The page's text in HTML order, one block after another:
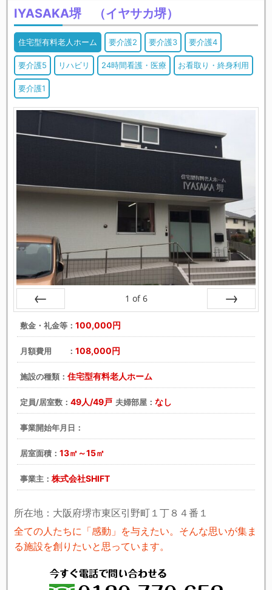
IYASAKA堺 （イヤサカ堺）
住宅型有料老人ホーム 要介護2 要介護3 要介護4
要介護5 リハビリ 24時間看護・医療 お看取り・終身利用
要介護1
戻る
1 of 6
敷金・礼金等： 100,000円
月額費用 ： 108,000円
施設の種類： 住宅型有料老人ホーム
定員/居室数： 49人/49戸 夫婦部屋： なし
事業開始年月日：
居室面積： 13㎡～15㎡
事業主： 株式会社SHIFT
所在地：大阪府堺市東区引野町１丁８４番１
全ての人たちに「感動」を与えたい。そんな思いが集ま
る施設を創りたいと思っています。